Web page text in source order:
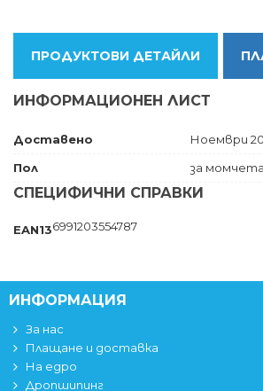
ПРОДУКТОВИ ДЕТАЙЛИ
ИНФОРМАЦИОНЕН ЛИСТ
Доставено
Ноември
Пол
за момчета
СПЕЦИФИЧНИ СПРАВКИ
EAN136991203554787
ИНФОРМАЦИЯ
За нас
Плащане и доставка
На едро
Дропшипинг